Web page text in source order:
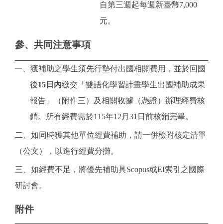
自第三週起每週新臺幣7,000
元。
參、共同注意事項
一、獲補助之學生須先行墊付出國相關費用，並於回國
後15日內繳交「雙語化學習計畫學生出國補助成果
報告」（附件三）及相關收據（憑證）辦理經費核
銷。所有經費需於115年12月31日前核銷完畢。
二、如同時獲其他單位經費補助，請一併檢附核定清單
（公文），以進行經費分攤。
三、如經費不足，將優先補助具Scopus或EI索引之國際
研討會。
附件